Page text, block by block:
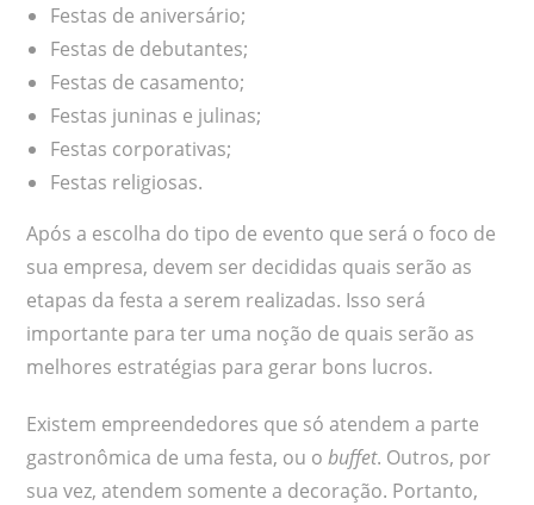
Festas de aniversário;
Festas de debutantes;
Festas de casamento;
Festas juninas e julinas;
Festas corporativas;
Festas religiosas.
Após a escolha do tipo de evento que será o foco de
sua empresa, devem ser decididas quais serão as
etapas da festa a serem realizadas. Isso será
importante para ter uma noção de quais serão as
melhores estratégias para gerar bons lucros.
Existem empreendedores que só atendem a parte
gastronômica de uma festa, ou obuffet. Outros, por
sua vez, atendem somente a decoração. Portanto,